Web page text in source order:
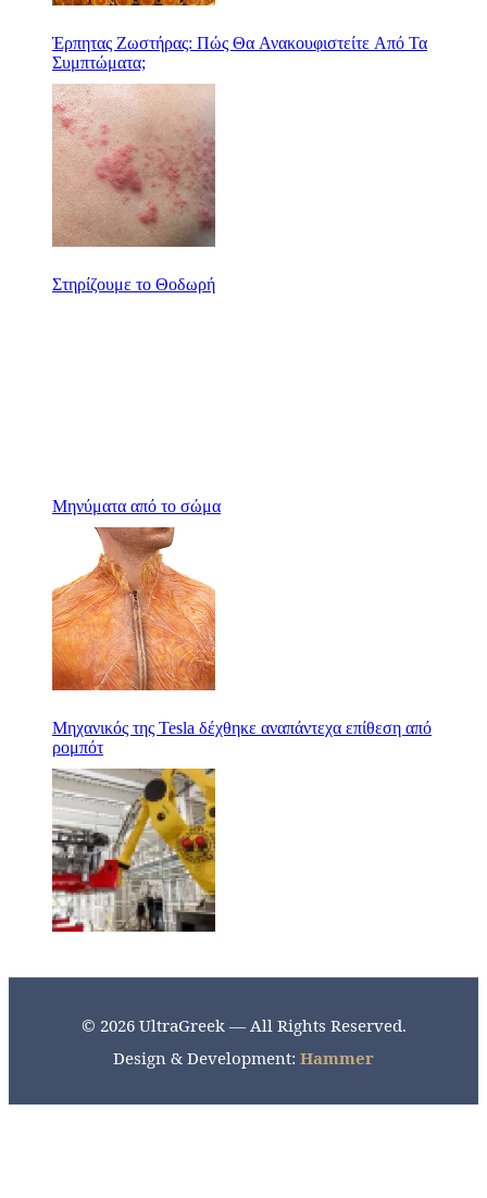
Έρπητας Ζωστήρας: Πώς Θα Ανακουφιστείτε Από Τα
Συμπτώματα;
Στηρίζουμε το Θοδωρή
Μηνύματα από το σώμα
Μηχανικός της Tesla δέχθηκε αναπάντεχα επίθεση από
ρομπότ
© 2026 UltraGreek — All Rights Reserved.
Design & Development: Hammer